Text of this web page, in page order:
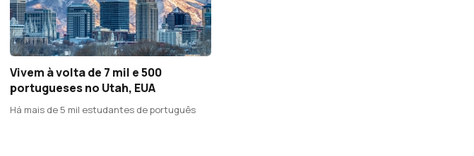
Vivem à volta de 7 mil e 500
portugueses no Utah, EUA
Há mais de 5 mil estudantes de português